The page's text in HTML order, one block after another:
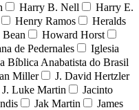
Harry B. Nell
Harry E.
Henry Ramos
Heralds
Howard Horst
de Pedernales
Iglesia
Bíblica Anabatista do Brasil
Miller
J. David Hertzler
J. Luke Martin
Jacinto
Jak Martin
James